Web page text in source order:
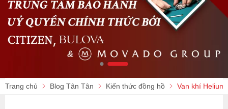
Trang chủ Blog Tân Tân Kiến thức đồng hồ Van khí